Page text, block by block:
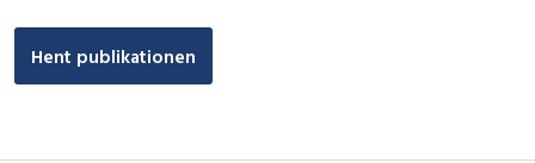
Hent publikationen